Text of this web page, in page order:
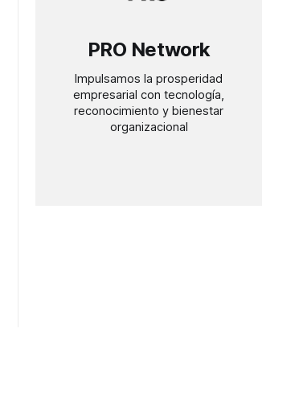
PRO Network
Impulsamos la prosperidad
empresarial con tecnología,
reconocimiento y bienestar
organizacional